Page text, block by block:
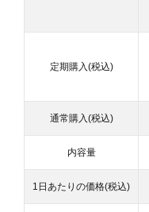
定期購入(税込)
通常購入(税込)
内容量
1日あたりの価格(税込)